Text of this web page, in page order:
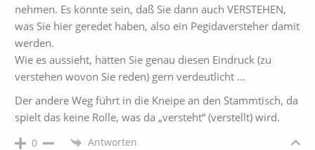
nehmen. Es könnte sein, daß Sie dann auch VERSTEHEN,
was Sie hier geredet haben, also ein Pegidaversteher damit
werden.
Wie es aussieht, hätten Sie genau diesen Eindruck (zu
verstehen wovon Sie reden) gern verdeutlicht …
Der andere Weg führt in die Kneipe an den Stammtisch, da
spielt das keine Rolle, was da „versteht“ (verstellt) wird.
0 Antworten